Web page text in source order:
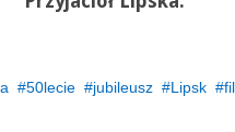
50lecie jubileusz Lipsk